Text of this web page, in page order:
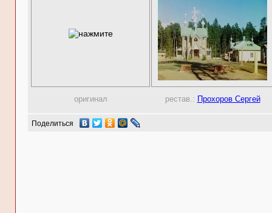
оригинал рестав.: Прохоров Сергей
Поделиться